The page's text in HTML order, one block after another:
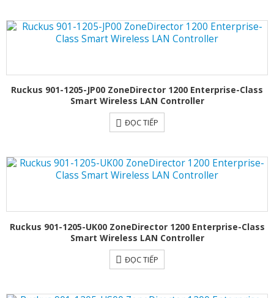
Ruckus 901-1205-JP00 ZoneDirector 1200 Enterprise-Class
Smart Wireless LAN Controller
ĐỌC TIẾP
Ruckus 901-1205-UK00 ZoneDirector 1200 Enterprise-Class
Smart Wireless LAN Controller
ĐỌC TIẾP